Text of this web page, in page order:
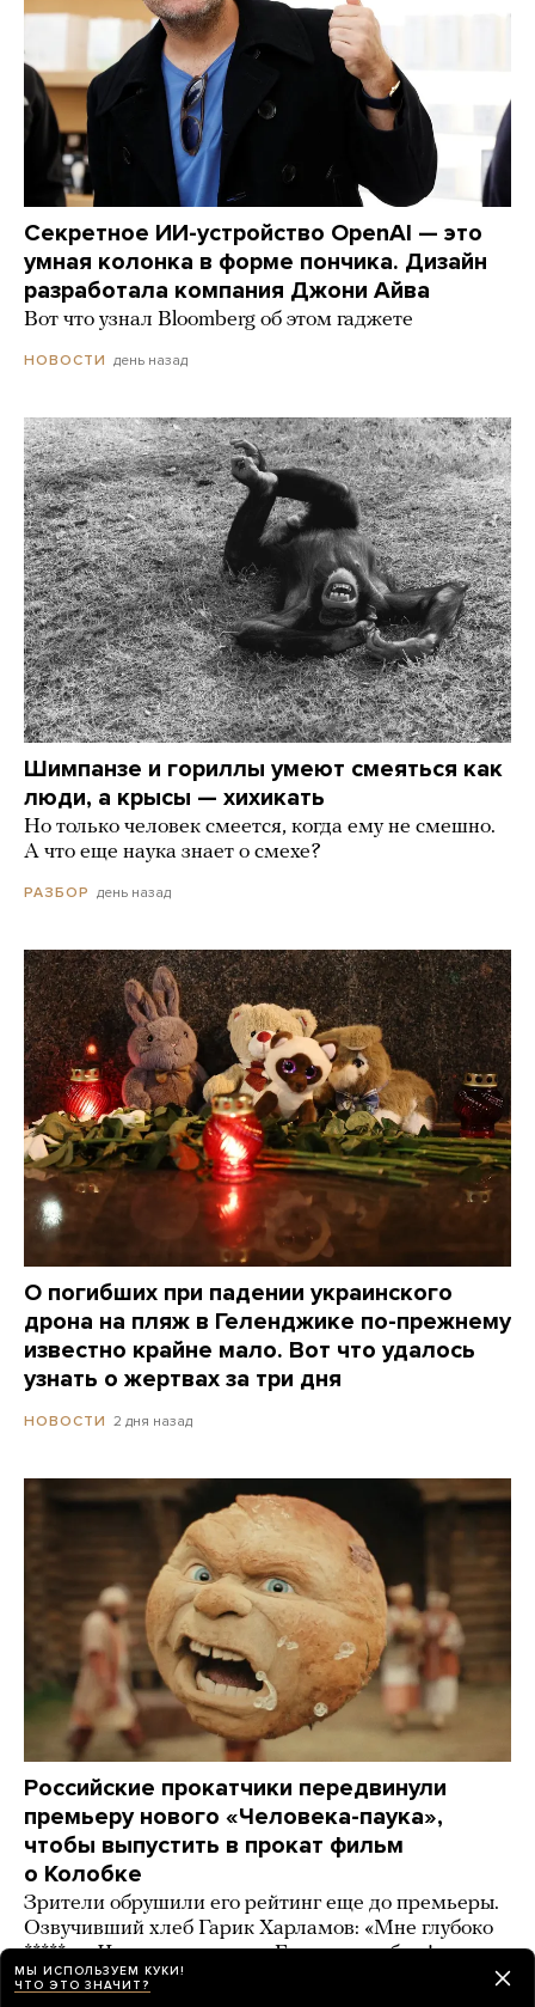
Секретное ИИ-устройство OpenAI — это
умная колонка в форме пончика. Дизайн
разработала компания Джони Айва
Вот что узнал Bloomberg об этом гаджете
НОВОСТИ день назад
Шимпанзе и гориллы умеют смеяться как
люди, а крысы — хихикать
Но только человек смеется, когда ему не смешно.
А что еще наука знает о смехе?
РАЗБОР день назад
О погибших при падении украинского
дрона на пляж в Геленджике по-прежнему
известно крайне мало. Вот что удалось
узнать о жертвах за три дня
НОВОСТИ 2 дня назад
Российские прокатчики передвинули
премьеру нового «Человека-паука»,
чтобы выпустить в прокат фильм
о Колобке
Зрители обрушили его рейтинг еще до премьеры.
Озвучивший хлеб Гарик Харламов: «Мне глубоко
***** на Человека-паука, я Бэтмена люблю!»
ИСТОРИИ 2 дня назад
МЫ ИСПОЛЬЗУЕМ КУКИ!
ЧТО ЭТО ЗНАЧИТ?